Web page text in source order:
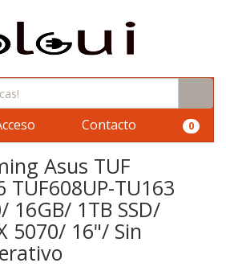
Contacto 0
Asus TUF
TUF608UP-TU163
16GB/ 1TB SSD/
5070/ 16"/ Sin